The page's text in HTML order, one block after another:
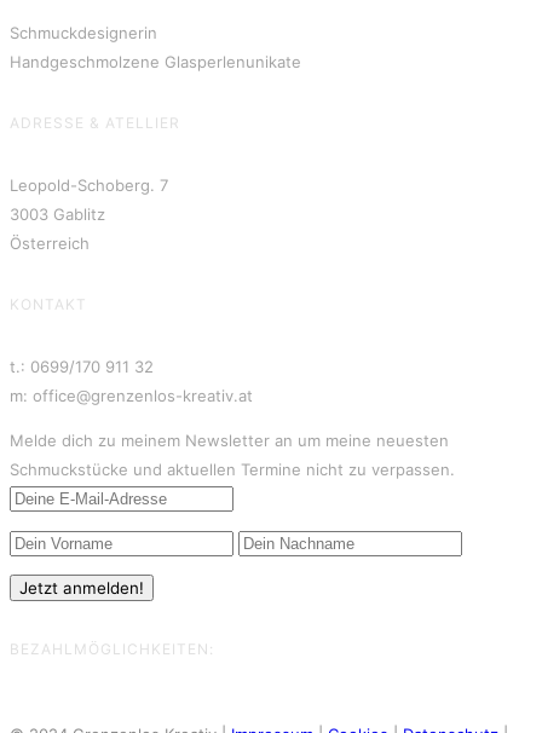
Schmuckdesignerin
Handgeschmolzene Glasperlenunikate
ADRESSE & ATELLIER
Leopold-Schoberg. 7
3003 Gablitz
Österreich
KONTAKT
t.: 0699/170 911 32
m: office@grenzenlos-kreativ.at
Melde dich zu meinem Newsletter an um meine neuesten
Schmuckstücke und aktuellen Termine nicht zu verpassen.
BEZAHLMÖGLICHKEITEN: